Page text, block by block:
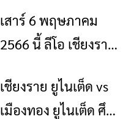
ข่าวเชียงราย
เสาร์ 6 พฤษภาคม
2566 นี้ ลีโอ เชียงราย
ยูไนเต็ด
ข่าวเชียงราย
เชียงราย ยูไนเต็ด vs
เมืองทอง ยูไนเต็ด ศึก